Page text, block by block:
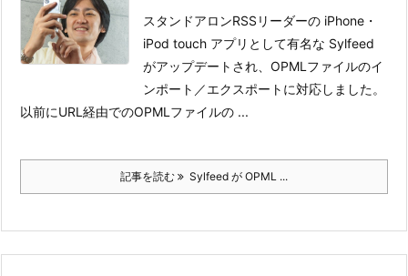
スタンドアロンRSSリーダーの iPhone・
iPod touch アプリとして有名な Sylfeed
がアップデートされ、OPMLファイルのイ
ンポート／エクスポートに対応しました。
以前にURL経由でのOPMLファイルの ...
記事を読む Sylfeed が OPML ...